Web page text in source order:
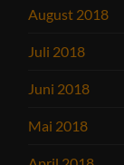
August 2018
Juli 2018
Juni 2018
Mai 2018